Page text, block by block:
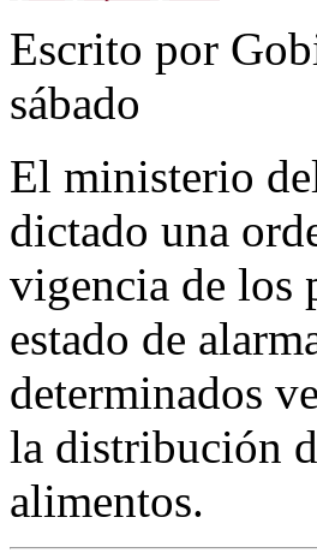
Escrito por
sábado
El ministerio
dictado una
vigencia de los
estado de
determinados
la distribución
alimentos.